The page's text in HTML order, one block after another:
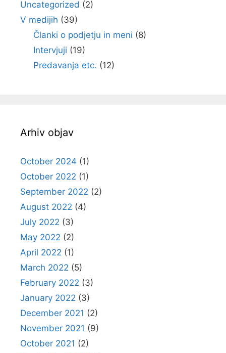
Uncategorized (2)
V medijih (39)
Članki o podjetju in meni (8)
Intervjuji (19)
Predavanja etc. (12)
Arhiv objav
October 2024 (1)
October 2022 (1)
September 2022 (2)
August 2022 (4)
July 2022 (3)
May 2022 (2)
April 2022 (1)
March 2022 (5)
February 2022 (3)
January 2022 (3)
December 2021 (2)
November 2021 (9)
October 2021 (2)